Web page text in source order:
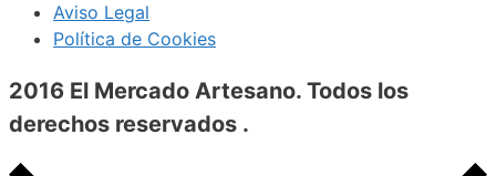
Aviso Legal
Política de Cookies
2016 El Mercado Artesano. Todos los
derechos reservados .